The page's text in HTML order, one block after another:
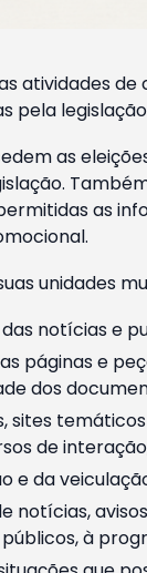
atividades
pela
as
as
unidades
notícias e
páginas e
dos
sites
de
e da
notícias,
à